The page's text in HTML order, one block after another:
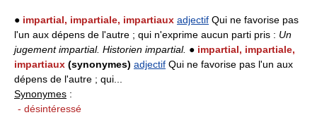
● impartial, impartiale, impartiaux adjectif Qui ne favorise pas
l'un aux dépens de l'autre ; qui n'exprime aucun parti pris : Un
jugement impartial. Historien impartial. ● impartial, impartiale,
impartiaux (synonymes) adjectif Qui ne favorise pas l'un aux
dépens de l'autre ; qui...
Synonymes :
- désintéressé